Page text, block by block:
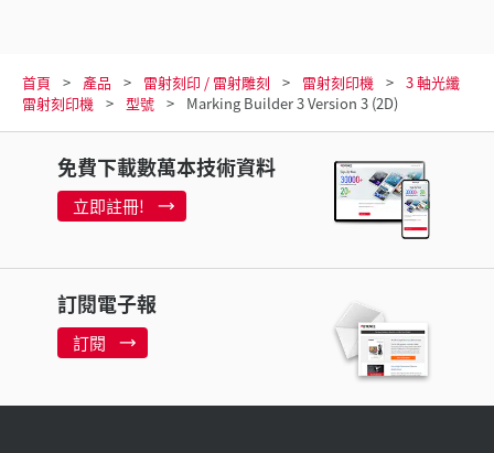
首頁 產品 雷射刻印 / 雷射雕刻 雷射刻印機
3 軸光纖
雷射刻印機
型號 Marking Builder 3 Version 3 (2D)
免費下載數萬本技術資料
立即註冊!
訂閱電子報
訂閱